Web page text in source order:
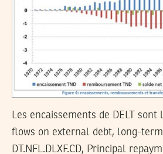
Les encaissements de DELT
flows on external debt, long-
DT.NFL.DLXF.CD, Principal